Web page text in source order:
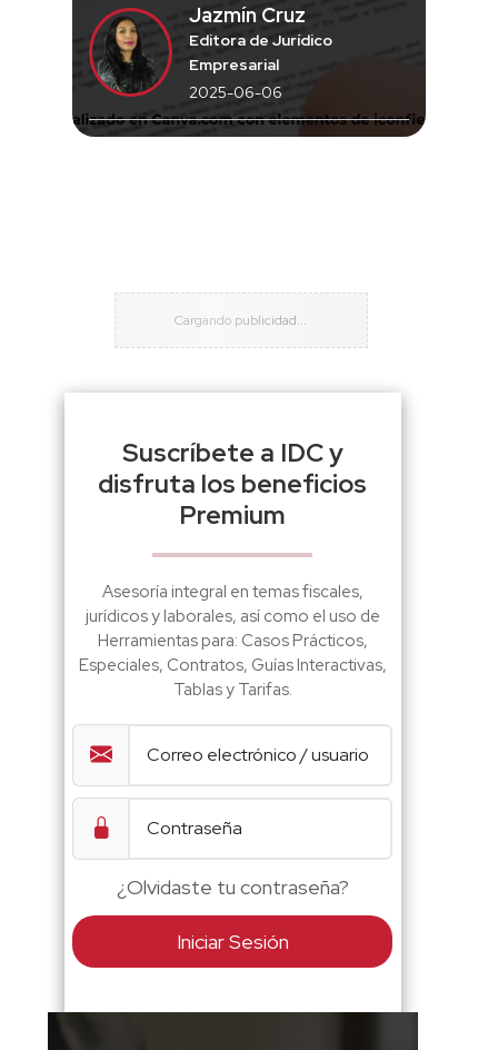
Jazmín Cruz
Editora de Jurídico
Empresarial
2025-06-06
Suscríbete a IDC y
disfruta los beneficios
Premium
Asesoría integral en temas fiscales,
jurídicos y laborales, así como el uso de
Herramientas para: Casos Prácticos,
Especiales, Contratos, Guías Interactivas,
Tablas y Tarifas.
¿Olvidaste tu contraseña?
Iniciar Sesión